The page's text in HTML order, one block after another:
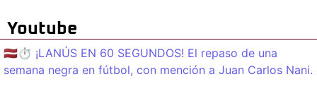
Youtube
🇱🇻⏱️ ¡LANÚS EN 60 SEGUNDOS! El repaso de una
semana negra en fútbol, con mención a Juan Carlos Nani.